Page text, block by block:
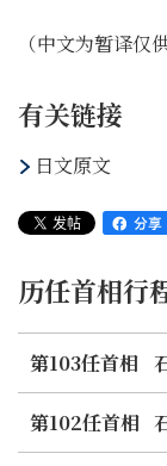
（中文为暂译仅
有关链接
日文原文
历任首相行
第103任首相
第102任首相